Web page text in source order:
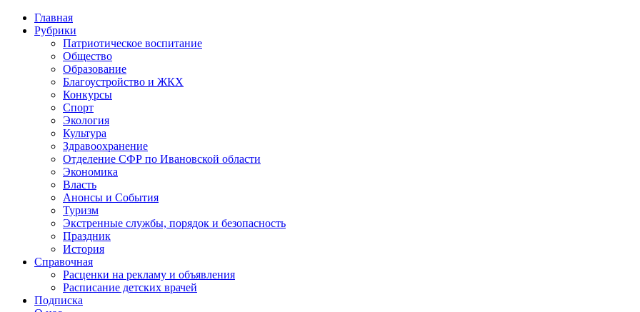
Главная
Рубрики
Патриотическое воспитание
Общество
Образование
Благоустройство и ЖКХ
Конкурсы
Спорт
Экология
Культура
Здравоохранение
Отделение СФР по Ивановской области
Экономика
Власть
Анонсы и События
Туризм
Экстренные службы, порядок и безопасность
Праздник
История
Справочная
Расценки на рекламу и объявления
Расписание детских врачей
Подписка